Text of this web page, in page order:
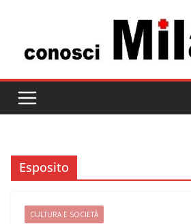
contenuto
Esposito
CULTURA E SOCIETÀ